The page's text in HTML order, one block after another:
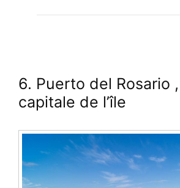
6. Puerto del Rosario
capitale de l’île